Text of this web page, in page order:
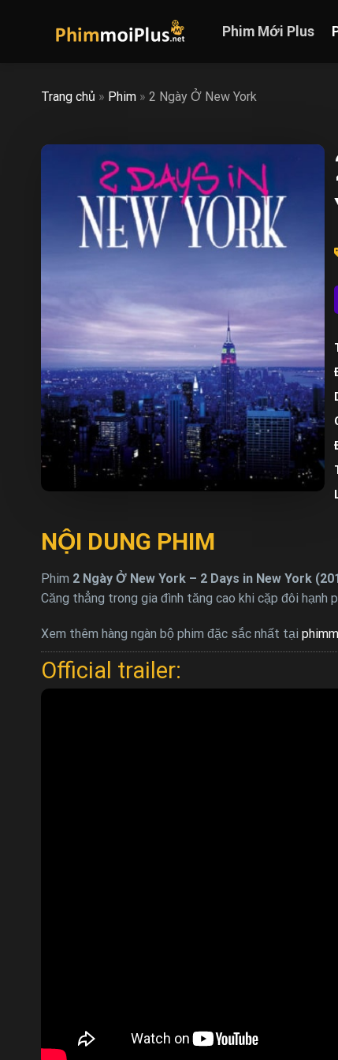
Phim Mới Plus
Trang chủ » Phim » 2 Ngày Ở New York
NỘI DUNG PHIM
Phim 2 Ngày Ở New York – 2 Days in New York
Căng thẳng trong gia đình tăng cao khi cặp đôi hạnh
Xem thêm hàng ngàn bộ phim đặc sắc nhất tại
Official trailer: